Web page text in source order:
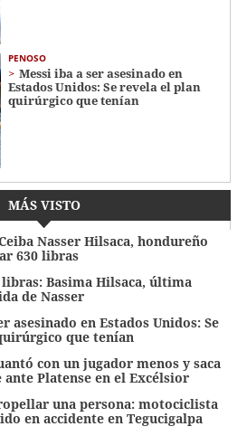
PENOSO
Messi iba a ser asesinado en
Estados Unidos: Se revela el plan
quirúrgico que tenían
MÁS VISTO
Nasser Hilsaca, hondureño
630 libras
libras: Basima Hilsaca, última
de Nasser
asesinado en Estados Unidos: Se
que tenían
con un jugador menos y saca
Platense en el Excélsior
una persona: motociclista
en accidente en Tegucigalpa